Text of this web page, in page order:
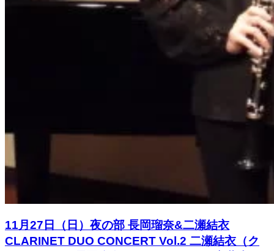
11月27日（日）夜の部 長岡瑠奈&二瀬結衣
CLARINET DUO CONCERT Vol.2 二瀬結衣（ク